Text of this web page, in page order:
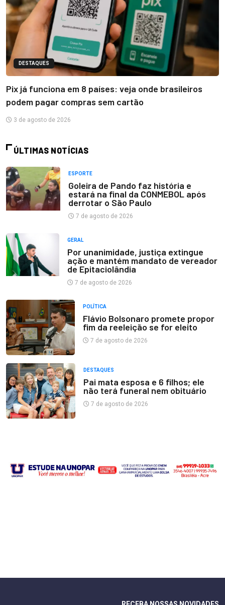
DESTAQUES
Pix já funciona em 8 países: veja onde brasileiros
podem pagar compras sem cartão
3 de agosto de 2026
ÚLTIMAS NOTÍCIAS
ESPORTE
Goleira de Pando faz história e
estará na final da CONMEBOL após
derrotar o São Paulo
7 de agosto de 2026
GERAL
Por unanimidade, justiça extingue
ação e mantém mandato de vereador
de Epitaciolândia
7 de agosto de 2026
POLÍTICA
Flávio Bolsonaro promete propor
fim da reeleição se for eleito
7 de agosto de 2026
DESTAQUES
Pai mata esposa e 6 filhos; ele
não terá funeral nem obituário
7 de agosto de 2026